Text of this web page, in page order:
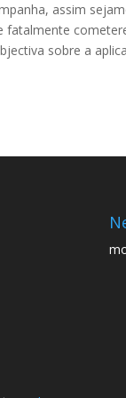
assim
fatalmente
sobre a